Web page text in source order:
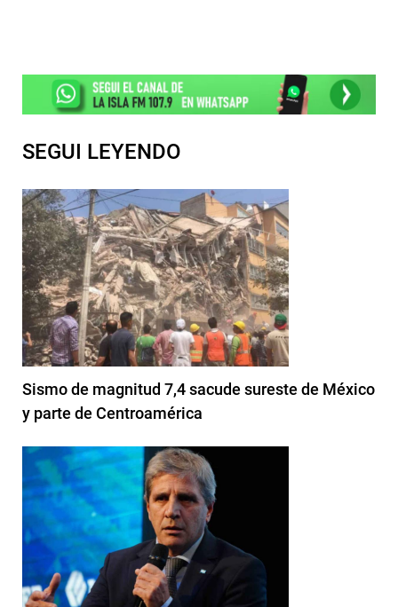
SEGUI LEYENDO
Sismo de magnitud 7,4 sacude sureste de México
y parte de Centroamérica